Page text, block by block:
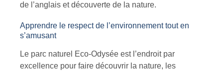
de l’anglais et découverte de la nature.
Apprendre le respect de l’environnement tout en
s’amusant
Le parc naturel Eco-Odysée est l’endroit par
excellence pour faire découvrir la nature, les